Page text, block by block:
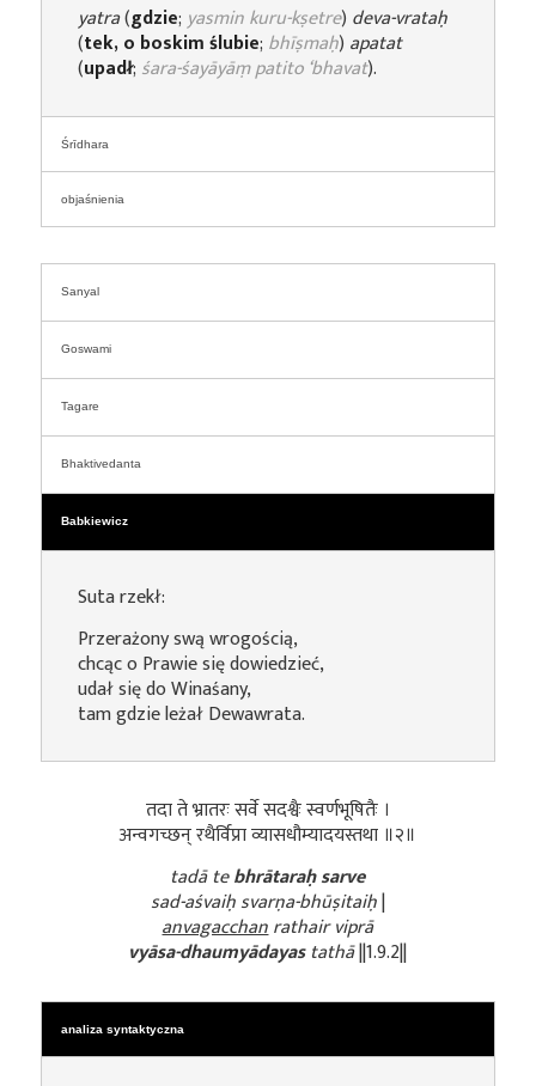
yatra(gdzie;yasmin kuru-kṣetre) deva-vrataḥ
(tek, o boskim ślubie; bhīṣmaḥ) apatat
(upadł; śara-śayāyāṃ patito ‘bhavat).
Śrīdhara
objaśnienia
Sanyal
Goswami
Tagare
Bhaktivedanta
Babkiewicz
Suta rzekł:
Przerażony swą wrogością,
chcąc o Prawie się dowiedzieć,
udał się do Winaśany,
tam gdzie leżał Dewawrata.
तदा ते भ्रातरः सर्वे सदश्वैः स्वर्णभूषितैः ।
अन्वगच्छन् रथैर्विप्रा व्यासधौम्यादयस्तथा ॥२॥
tadā tebhrātaraḥ sarve
sad-aśvaiḥ svarṇa-bhūṣitaiḥ|
anvagacchanrathair viprā
vyāsa-dhaumyādayastathā||1.9.2||
analiza syntaktyczna